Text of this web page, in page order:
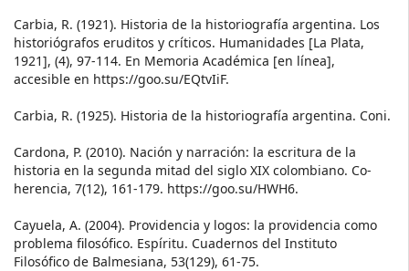
Carbia, R. (1921). Historia de la historiografía argentina. Los
historiógrafos eruditos y críticos. Humanidades [La Plata,
1921], (4), 97-114. En Memoria Académica [en línea],
accesible en https://goo.su/EQtvIiF.
Carbia, R. (1925). Historia de la historiografía argentina. Coni.
Cardona, P. (2010). Nación y narración: la escritura de la
historia en la segunda mitad del siglo XIX colombiano. Co-
herencia, 7(12), 161-179. https://goo.su/HWH6.
Cayuela, A. (2004). Providencia y logos: la providencia como
problema filosófico. Espíritu. Cuadernos del Instituto
Filosófico de Balmesiana, 53(129), 61-75.